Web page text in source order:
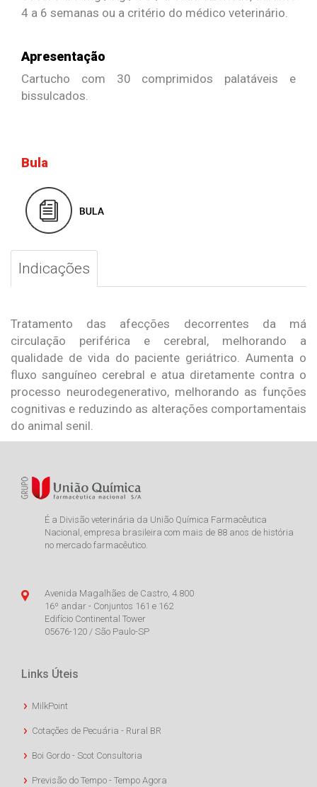
4 a 6 semanas ou a critério do médico veterinário.
Apresentação
Cartucho com 30 comprimidos palatáveis e
bissulcados.
Bula
Indicações
Tratamento das afecções decorrentes da má
circulação periférica e cerebral, melhorando a
qualidade de vida do paciente geriátrico. Aumenta o
fluxo sanguíneo cerebral e atua diretamente contra o
processo neurodegenerativo, melhorando as funções
cognitivas e reduzindo as alterações comportamentais
do animal senil.
É a Divisão veterinária da União Química Farmacêutica
Nacional, empresa brasileira com mais de 88 anos de história
no mercado farmacêutico.
Avenida Magalhães de Castro, 4.800
16º andar - Conjuntos 161 e 162
Edifício Continental Tower
05676-120 / São Paulo-SP
Links Úteis
MilkPoint
Cotações de Pecuária - Rural BR
Boi Gordo - Scot Consultoria
Previsão do Tempo - Tempo Agora